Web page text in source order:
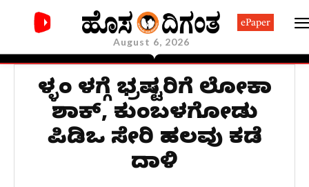
August 6, 2026
ePaper
ಬೆಳ್ಳಂ ಬೆಳಗ್ಗೆ ಭ್ರಷ್ಟರಿಗೆ ಲೋಕಾ
ಶಾಕ್, ಕುಂಬಳಗೋಡು
ಪಿಡಿಒ ಸೇರಿ ಹಲವು ಕಡೆ
ದಾಳಿ